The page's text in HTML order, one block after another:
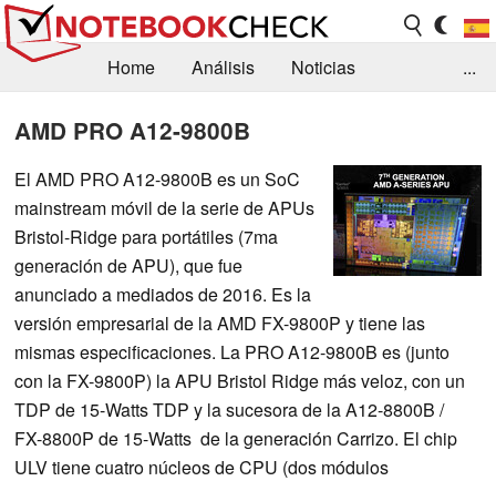
Home Análisis
Noticias
Contacto
...
AMD PRO A12-9800B
El AMD PRO A12-9800B es un SoC
mainstream móvil de la serie de APUs
Bristol-Ridge para portátiles (7ma
generación de APU), que fue
anunciado a mediados de 2016. Es la
versión empresarial de la AMD FX-9800P y tiene las
mismas especificaciones. La PRO A12-9800B es (junto
con la FX-9800P) la APU Bristol Ridge más veloz, con un
TDP de 15-Watts TDP y la sucesora de la A12-8800B /
FX-8800P de 15-Watts de la generación Carrizo. El chip
ULV tiene cuatro núcleos de CPU (dos módulos